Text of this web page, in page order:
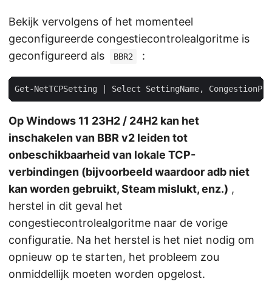
Bekijk vervolgens of het momenteel
geconfigureerde congestiecontrolealgoritme is
geconfigureerd als
BBR2 :
Op Windows 11 23H2 / 24H2 kan het
inschakelen van BBR v2 leiden tot
onbeschikbaarheid van lokale TCP-
verbindingen (bijvoorbeeld waardoor adb niet
kan worden gebruikt, Steam mislukt, enz.) ,
herstel in dit geval het
congestiecontrolealgoritme naar de vorige
configuratie. Na het herstel is het niet nodig om
opnieuw op te starten, het probleem zou
onmiddellijk moeten worden opgelost.